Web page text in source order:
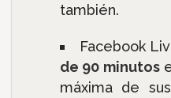
también.
Facebook
de 90 minutos
máxima de